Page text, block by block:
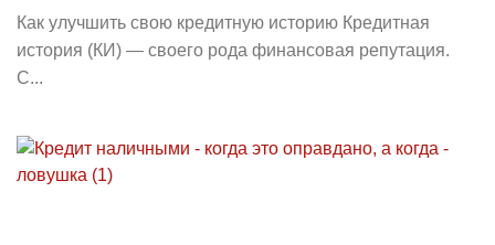
Как улучшить свою кредитную историю Кредитная
история (КИ) — своего рода финансовая репутация.
С...